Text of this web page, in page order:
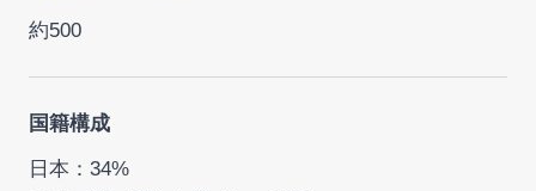
約500
国籍構成
日本：34%